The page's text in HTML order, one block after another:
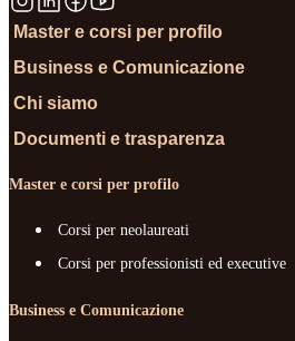
Master e corsi per profilo
Business e Comunicazione
Chi siamo
Documenti e trasparenza
Master e corsi per profilo
Corsi per neolaureati
Corsi per professionisti ed executive
Business e Comunicazione